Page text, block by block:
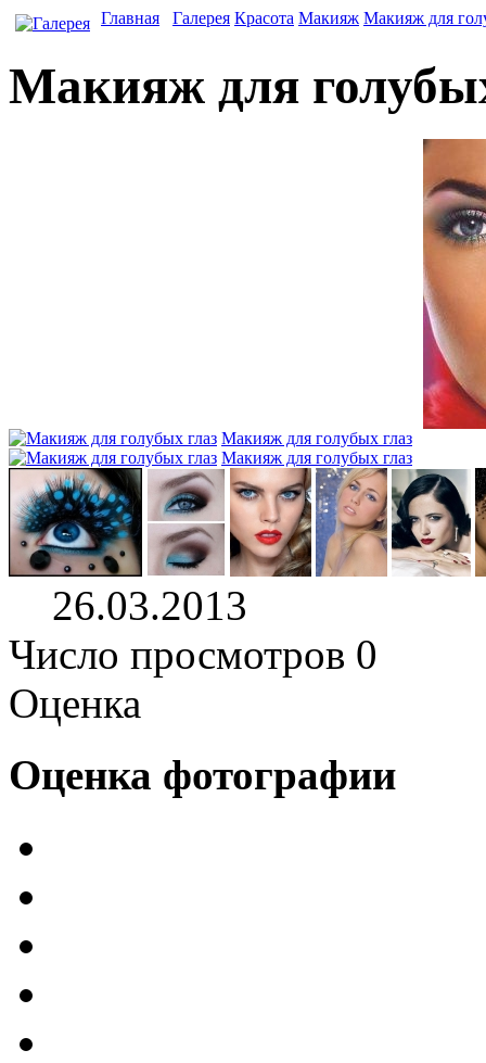
Главная Галерея Красота Макияж Макияж для
Макияж для
Макияж для голубых глаз
Макияж для голубых глаз
26.03.2013
Число просмотров 0
Оценка
Оценка фотографии